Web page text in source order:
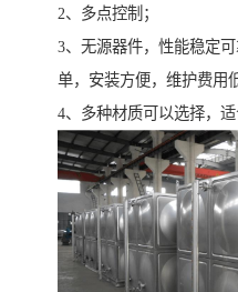
2、多点控制；
3、无源器件，性能稳定
单，安装方便，维护费用
4、多种材质可以选择，适